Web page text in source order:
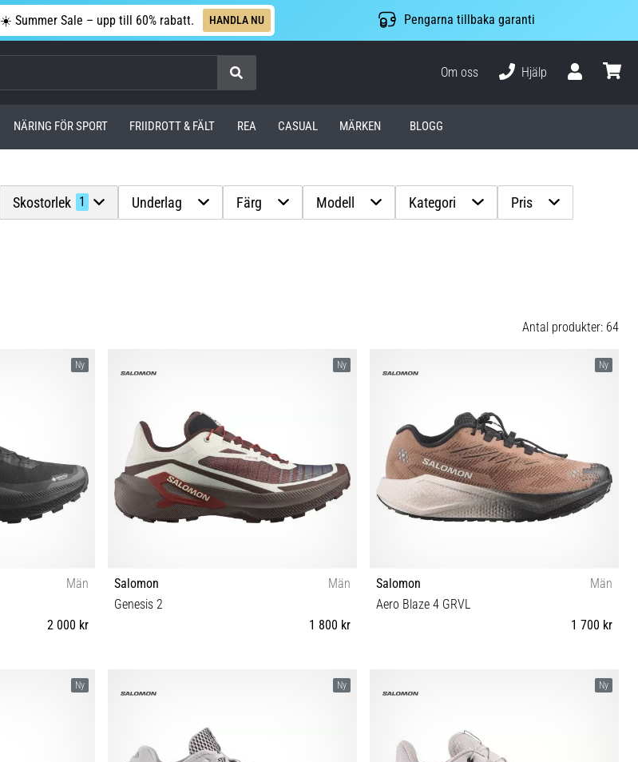
☀️ Summer Sale – upp till 60% rabatt. HANDLA NU Pengarna tillbaka garanti
Om oss
Hjälp
NÄRING FÖR SPORT FRIIDROTT & FÄLT REA CASUAL MÄRKEN BLOGG
Skostorlek 1 Underlag Färg Modell Kategori Pris
Antal produkter: 64
Ny
Män
2 000 kr
Ny
Salomon
Män
Genesis 2
1 800 kr
Ny
Salomon
Män
Aero Blaze 4 GRVL
1 700 kr
Ny Ny Ny